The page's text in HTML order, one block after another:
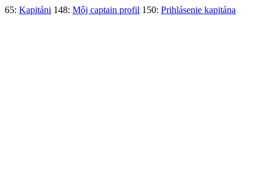
65: Kapitáni 148: Môj captain profil 150: Prihlásenie kapitána